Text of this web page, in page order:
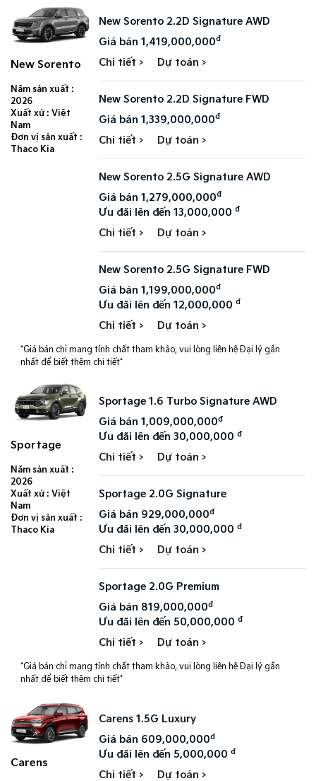
New Sorento
Năm sản xuất :
2026
Xuất xứ : Việt
Nam
Đơn vị sản xuất :
Thaco Kia
New Sorento 2.2D Signature AWD
Giá bán 1,419,000,000đ
Chi tiết > Dự toán >
New Sorento 2.2D Signature FWD
Giá bán 1,339,000,000đ
Chi tiết > Dự toán >
New Sorento 2.5G Signature AWD
Giá bán 1,279,000,000đ
Ưu đãi lên đến 13,000,000đ
Chi tiết > Dự toán >
New Sorento 2.5G Signature FWD
Giá bán 1,199,000,000đ
Ưu đãi lên đến 12,000,000đ
Chi tiết > Dự toán >
*Giá bán chỉ mang tính chất tham khảo, vui lòng liên hệ Đại lý gần
nhất để biết thêm chi tiết*
Sportage
Năm sản xuất :
2026
Xuất xứ : Việt
Nam
Đơn vị sản xuất :
Thaco Kia
Sportage 1.6 Turbo Signature AWD
Giá bán 1,009,000,000đ
Ưu đãi lên đến 30,000,000đ
Chi tiết > Dự toán >
Sportage 2.0G Signature
Giá bán 929,000,000đ
Ưu đãi lên đến 30,000,000đ
Chi tiết > Dự toán >
Sportage 2.0G Premium
Giá bán 819,000,000đ
Ưu đãi lên đến 50,000,000đ
Chi tiết > Dự toán >
*Giá bán chỉ mang tính chất tham khảo, vui lòng liên hệ Đại lý gần
nhất để biết thêm chi tiết*
Carens
Carens 1.5G Luxury
Giá bán 609,000,000đ
Ưu đãi lên đến 5,000,000đ
Chi tiết > Dự toán >